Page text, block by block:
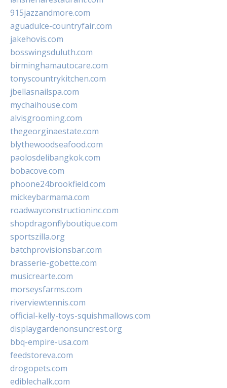
915jazzandmore.com
aguadulce-countryfair.com
jakehovis.com
bosswingsduluth.com
birminghamautocare.com
tonyscountrykitchen.com
jbellasnailspa.com
mychaihouse.com
alvisgrooming.com
thegeorginaestate.com
blythewoodseafood.com
paolosdelibangkok.com
bobacove.com
phoone24brookfield.com
mickeybarmama.com
roadwayconstructioninc.com
shopdragonflyboutique.com
sportszilla.org
batchprovisionsbar.com
brasserie-gobette.com
musicrearte.com
morseysfarms.com
riverviewtennis.com
official-kelly-toys-squishmallows.com
displaygardenonsuncrest.org
bbq-empire-usa.com
feedstoreva.com
drogopets.com
ediblechalk.com